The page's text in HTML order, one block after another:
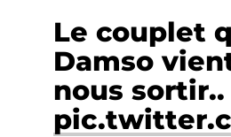
Le couplet
Damso
nous sortir..